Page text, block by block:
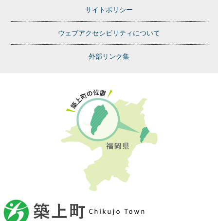
サイトポリシー
ウェブアクセシビリティについて
外部リンク集